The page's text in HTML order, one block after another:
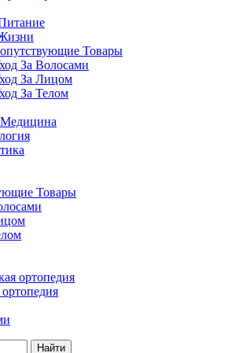
Товары
За Волосами
За Лицом
За Телом
Товары
ортопедия
Найти